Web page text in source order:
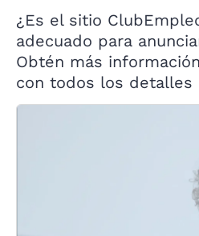
¿Es el sitio
adecuado para
Obtén más
con todos los detalles